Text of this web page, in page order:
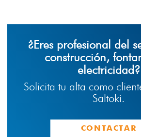
¿Eres profesional del
construcción,
electricidad?
Solicita tu alta como
Saltoki.
CONTACTAR